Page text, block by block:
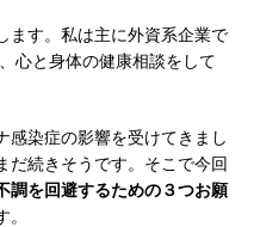
す。私は主に外資系企業で
心と身体の健康相談をして
染症の影響を受けてきまし
だ続きそうです。そこで今回
調を回避するための３つお願